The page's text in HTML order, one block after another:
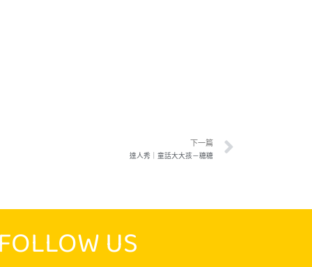
下一篇
達人秀｜童話大大孩－糖糖
FOLLOW US